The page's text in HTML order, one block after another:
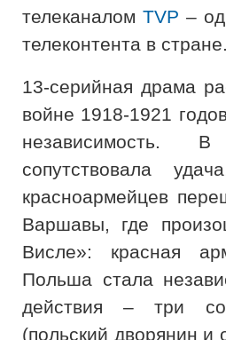
телеканалом TVP –
телеконтента в стране.
13-серийная драма
войне 1918-1921
независимость.
сопутствовала
красноармейцев
Варшавы, где
Висле»: красная
Польша стала
действия – три
(польский дворянин